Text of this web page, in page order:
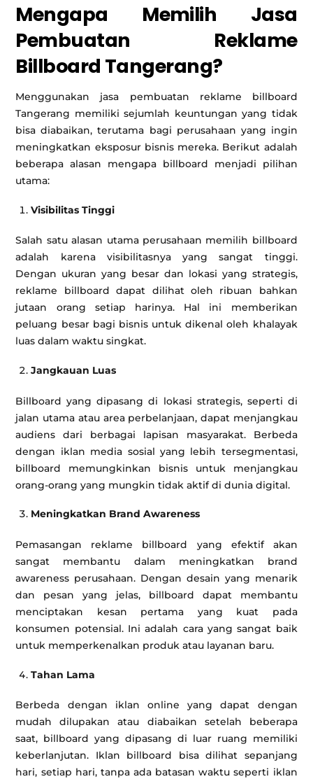
Mengapa Memilih Jasa
Pembuatan Reklame
Billboard Tangerang?
Menggunakan jasa pembuatan reklame billboard
Tangerang memiliki sejumlah keuntungan yang tidak
bisa diabaikan, terutama bagi perusahaan yang ingin
meningkatkan eksposur bisnis mereka. Berikut adalah
beberapa alasan mengapa billboard menjadi pilihan
utama:
Visibilitas Tinggi
Salah satu alasan utama perusahaan memilih billboard
adalah karena visibilitasnya yang sangat tinggi.
Dengan ukuran yang besar dan lokasi yang strategis,
reklame billboard dapat dilihat oleh ribuan bahkan
jutaan orang setiap harinya. Hal ini memberikan
peluang besar bagi bisnis untuk dikenal oleh khalayak
luas dalam waktu singkat.
Jangkauan Luas
Billboard yang dipasang di lokasi strategis, seperti di
jalan utama atau area perbelanjaan, dapat menjangkau
audiens dari berbagai lapisan masyarakat. Berbeda
dengan iklan media sosial yang lebih tersegmentasi,
billboard memungkinkan bisnis untuk menjangkau
orang-orang yang mungkin tidak aktif di dunia digital.
Meningkatkan Brand Awareness
Pemasangan reklame billboard yang efektif akan
sangat membantu dalam meningkatkan brand
awareness perusahaan. Dengan desain yang menarik
dan pesan yang jelas, billboard dapat membantu
menciptakan kesan pertama yang kuat pada
konsumen potensial. Ini adalah cara yang sangat baik
untuk memperkenalkan produk atau layanan baru.
Tahan Lama
Berbeda dengan iklan online yang dapat dengan
mudah dilupakan atau diabaikan setelah beberapa
saat, billboard yang dipasang di luar ruang memiliki
keberlanjutan. Iklan billboard bisa dilihat sepanjang
hari, setiap hari, tanpa ada batasan waktu seperti iklan